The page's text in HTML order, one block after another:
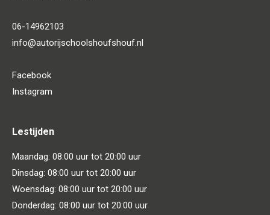
06-14962103
info@autorijschoolshoufshouf.nl
Facebook
Instagram
Lestijden
Maandag: 08:00 uur tot 20:00 uur
Dinsdag: 08:00 uur tot 20:00 uur
Woensdag: 08:00 uur tot 20:00 uur
Donderdag: 08:00 uur tot 20:00 uur